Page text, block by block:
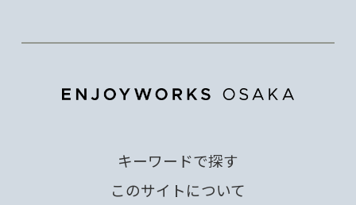
キーワードで探す
このサイトについて